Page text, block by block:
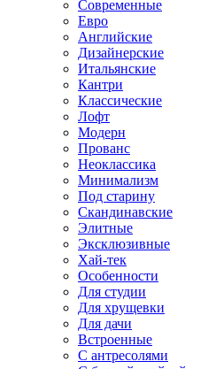
Современные
Евро
Английские
Дизайнерские
Итальянские
Кантри
Классические
Лофт
Модерн
Прованс
Неоклассика
Минимализм
Под старину
Скандинавские
Элитные
Эксклюзивные
Хай-тек
Особенности
Для студии
Для хрущевки
Для дачи
Встроенные
С антресолями